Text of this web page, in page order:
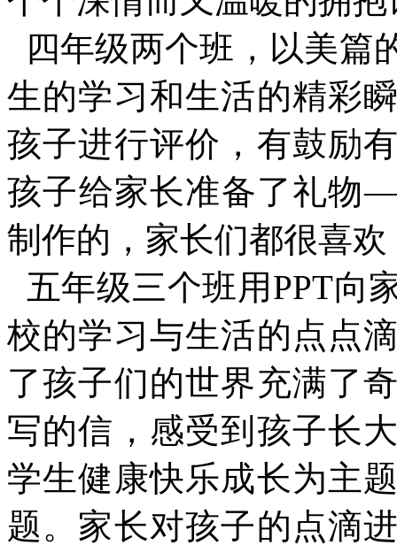
四年级两个班，以美篇
生的学习和生活的精彩
孩子进行评价，有鼓励
孩子给家长准备了礼物
制作的，家长们都很喜
五年级三个班用PPT向
校的学习与生活的点点
了孩子们的世界充满了
写的信，感受到孩子长
学生健康快乐成长为主
题。家长对孩子的点滴